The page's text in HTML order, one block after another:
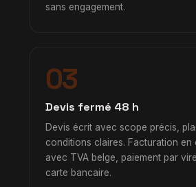
sans engagement.
03
Devis fermé 48 h
Devis écrit avec scope précis,
conditions claires. Facturation en
avec TVA belge, paiement par
carte bancaire.